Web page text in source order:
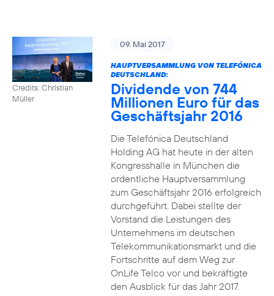
Credits: Christian
Müller
09. Mai 2017
HAUPTVERSAMMLUNG VON TELEFÓNICA
DEUTSCHLAND:
Dividende von 744
Millionen Euro für das
Geschäftsjahr 2016
Die Telefónica Deutschland
Holding AG hat heute in der alten
Kongresshalle in München die
ordentliche Hauptversammlung
zum Geschäftsjahr 2016 erfolgreich
durchgeführt. Dabei stellte der
Vorstand die Leistungen des
Unternehmens im deutschen
Telekommunikationsmarkt und die
Fortschritte auf dem Weg zur
OnLife Telco vor und bekräftigte
den Ausblick für das Jahr 2017.